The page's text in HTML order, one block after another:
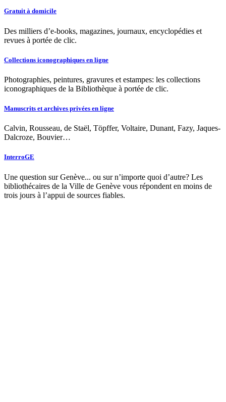
Gratuit à domicile
Des milliers d’e-books, magazines, journaux, encyclopédies et
revues à portée de clic.
Collections iconographiques en ligne
Photographies, peintures, gravures et estampes: les collections
iconographiques de la Bibliothèque à portée de clic.
Manuscrits et archives privées en ligne
Calvin, Rousseau, de Staël, Töpffer, Voltaire, Dunant, Fazy, Jaques-
Dalcroze, Bouvier…
InterroGE
Une question sur Genève... ou sur n’importe quoi d’autre? Les
bibliothécaires de la Ville de Genève vous répondent en moins de
trois jours à l’appui de sources fiables.